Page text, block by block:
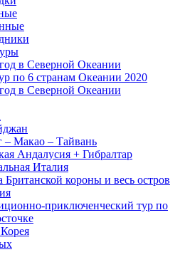
в Северной Океании
по 6 странам Океании 2020
в Северной Океании
– Макао – Тайвань
Андалусия + Гибралтар
Италия
Британской короны и весь остров
приключенческий тур по